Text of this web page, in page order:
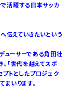
活躍する日本サッカ
伝えていきたいという
ューサーである角田壮
「世代を越えてスポ
トとしたプロジェク
いります。